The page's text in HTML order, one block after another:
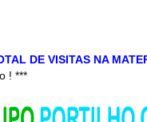
DE VISITAS NA
! ***